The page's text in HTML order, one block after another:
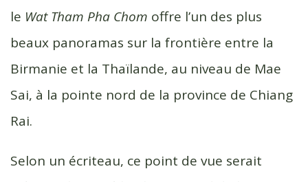
b
o
k
t
e
a
g
r
le Wat Tham Pha Chom offre l’un des plus
beaux panoramas sur la frontière entre la
Birmanie et la Thaïlande, au niveau de Mae
Sai, à la pointe nord de la province de Chiang
Rai.
Selon un écriteau, ce point de vue serait